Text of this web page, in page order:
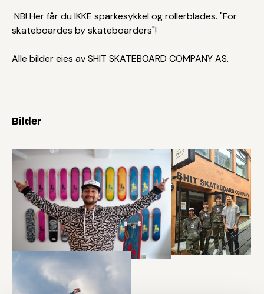
NB! Her får du IKKE sparkesykkel og rollerblades. "For
skateboardes by skateboarders"!
Alle bilder eies av SHIT SKATEBOARD COMPANY AS.
Bilder